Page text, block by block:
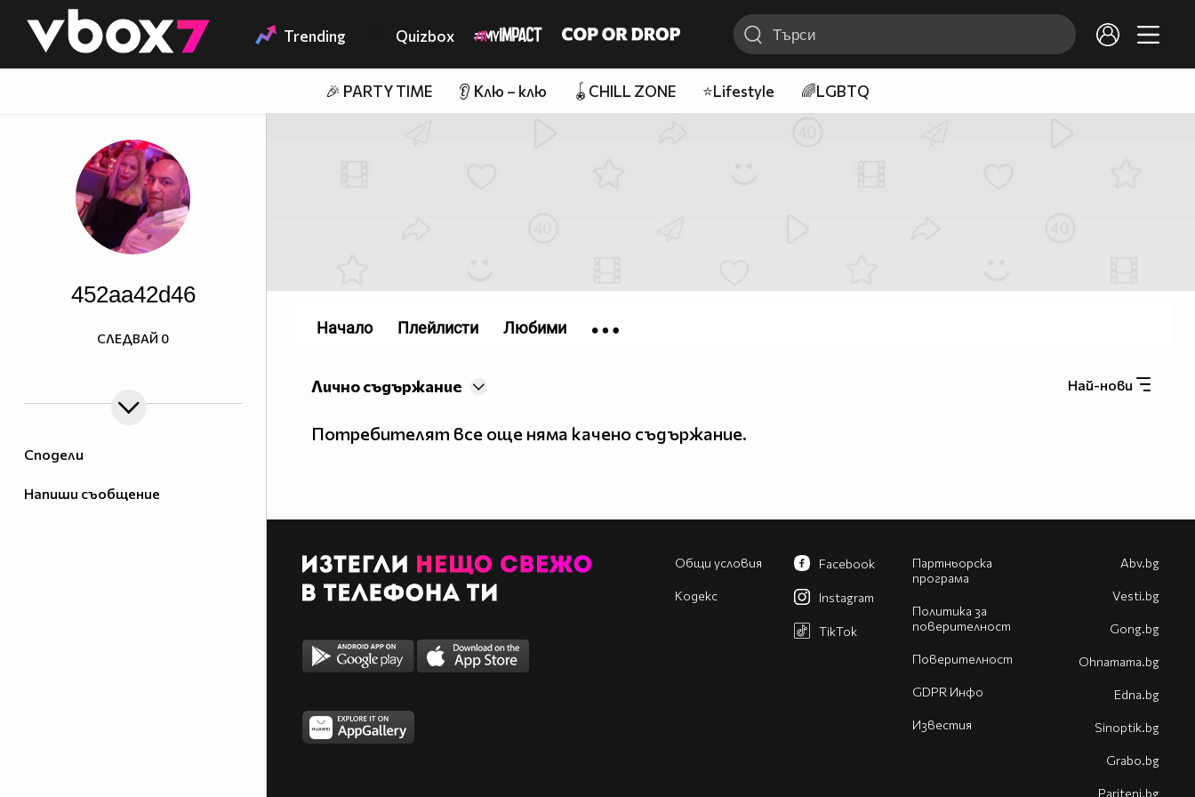
👾 Trending Quizbox
🎉 PARTY TIME 👂 Клю – клю 🪀CHILL ZONE ⭐Lifestyle 🌈LGBTQ
Сподели
Напиши съобщение
452aa42d46
СЛЕДВАЙ 0
Най-нови
Лично съдържание
Потребителят все още няма качено съдържание.
Начало Плейлисти Любими
Общи условия
Кодекс
Партньорска
програма
Политика за
поверителност
Поверителност
GDPR Инфо
Известия
Facebook
Instagram
TikTok
Abv.bg
Vesti.bg
Gong.bg
Оhnamama.bg
Edna.bg
Sinoptik.bg
Grabo.bg
Pariteni.bg